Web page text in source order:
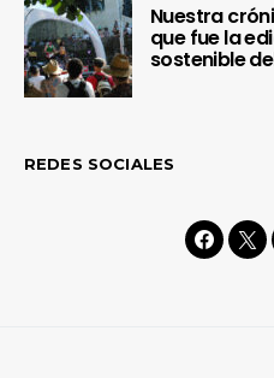
Nuestra
que fue la
sostenible
REDES SOCIALES